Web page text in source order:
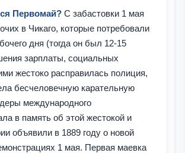
Первомай? С забастовки 1 мая
в Чикаго, которые потребовали
дня (тогда он был 12-15
зарплаты, социальных
жестоко расправилась полиция,
бесчеловечную карательную
международного
в память об этой жестокой и
объявили в 1889 году о новой
1 мая. Первая маевка